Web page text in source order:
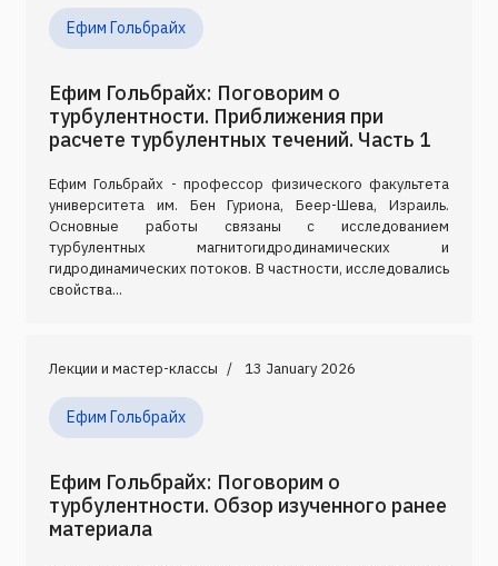
Ефим Гольбрайх
Ефим Гольбрайх: Поговорим о
турбулентности. Приближения при
расчете турбулентных течений. Часть 1
Ефим Гольбрайх - профессор физического факультета
университета им. Бен Гуриона, Беер-Шева, Израиль.
Основные работы связаны с исследованием
турбулентных магнитогидродинамических и
гидродинамических потоков. В частности, исследовались
свойства...
Лекции и мастер-классы 13 January 2026
Ефим Гольбрайх
Ефим Гольбрайх: Поговорим о
турбулентности. Обзор изученного ранее
материала